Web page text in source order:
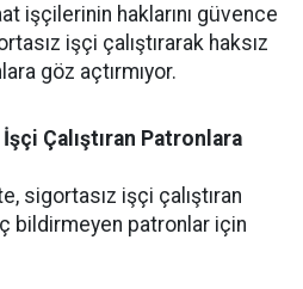
işçilerinin haklarını güvence
işçi çalıştırarak haksız
göz açtırmıyor.
Çalıştıran Patronlara
sigortasız işçi çalıştıran
bildirmeyen patronlar için